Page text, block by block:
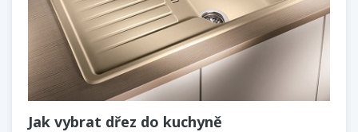
Jak vybrat dřez do kuchyně